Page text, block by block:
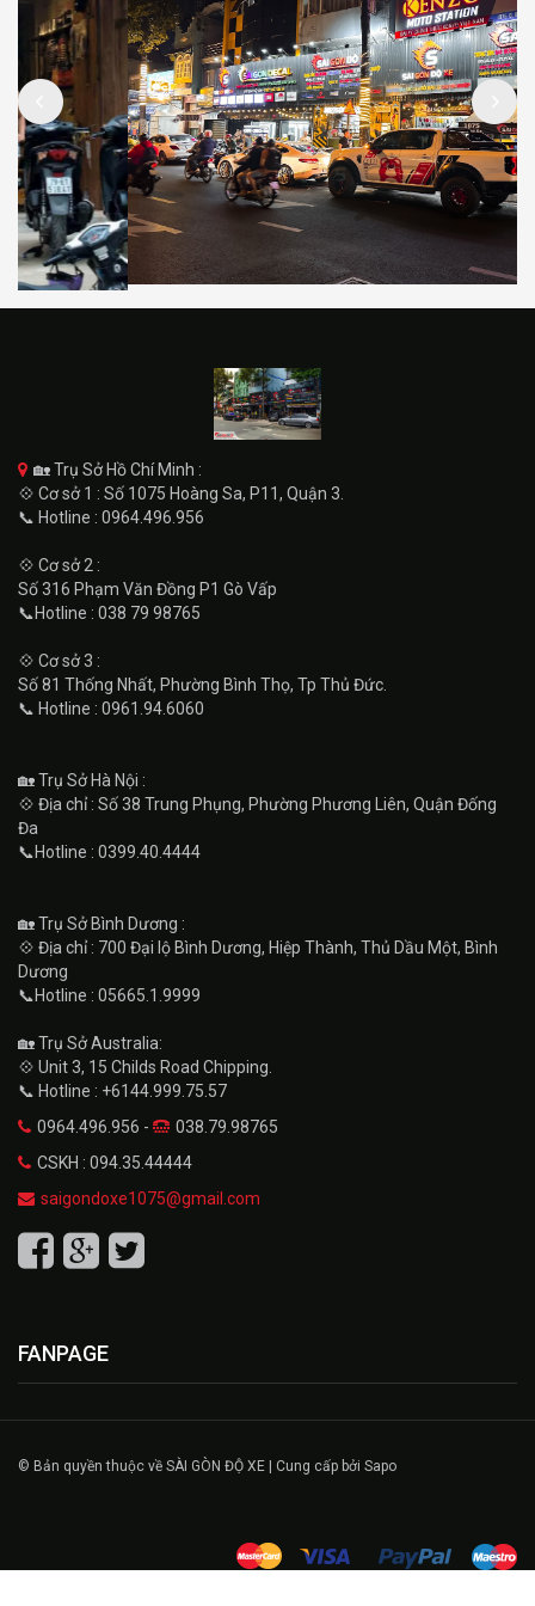
🏡 Trụ Sở Hồ Chí Minh :
💠 Cơ sở 1 : Số 1075 Hoàng Sa, P11, Quận 3.
📞 Hotline : 0964.496.956
💠 Cơ sở 2 :
Số 316 Phạm Văn Đồng P1 Gò Vấp
📞Hotline : 038 79 98765
💠 Cơ sở 3 :
Số 81 Thống Nhất, Phường Bình Thọ, Tp Thủ Đức.
📞 Hotline : 0961.94.6060
🏡 Trụ Sở Hà Nội :
💠 Địa chỉ : Số 38 Trung Phụng, Phường Phương Liên, Quận Đống
Đa
📞Hotline : 0399.40.4444
🏡 Trụ Sở Bình Dương :
💠 Địa chỉ : 700 Đại lộ Bình Dương, Hiệp Thành, Thủ Dầu Một, Bình
Dương
📞Hotline : 05665.1.9999
🏡 Trụ Sở Australia:
💠 Unit 3, 15 Childs Road Chipping.
📞 Hotline : +6144.999.75.57
0964.496.956 -
038.79.98765
CSKH : 094.35.44444
saigondoxe1075@gmail.com
FANPAGE
© Bản quyền thuộc về SÀI GÒN ĐỘ XE | Cung cấp bởi Sapo